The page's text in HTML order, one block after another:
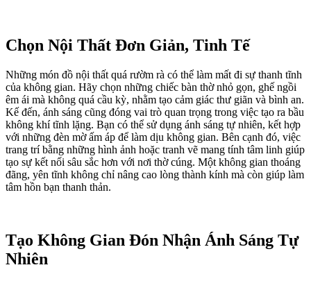
Chọn Nội Thất Đơn Giản, Tinh Tế
Những món đồ nội thất quá rườm rà có thể làm mất đi sự thanh tĩnh
của không gian. Hãy chọn những chiếc bàn thờ nhỏ gọn, ghế ngồi
êm ái mà không quá cầu kỳ, nhằm tạo cảm giác thư giãn và bình an.
Kế đến, ánh sáng cũng đóng vai trò quan trọng trong việc tạo ra bầu
không khí tĩnh lặng. Bạn có thể sử dụng ánh sáng tự nhiên, kết hợp
với những đèn mờ ấm áp để làm dịu không gian. Bên cạnh đó, việc
trang trí bằng những hình ảnh hoặc tranh vẽ mang tính tâm linh giúp
tạo sự kết nối sâu sắc hơn với nơi thờ cúng. Một không gian thoáng
đãng, yên tĩnh không chỉ nâng cao lòng thành kính mà còn giúp làm
tâm hồn bạn thanh thản.
Tạo Không Gian Đón Nhận Ánh Sáng Tự
Nhiên